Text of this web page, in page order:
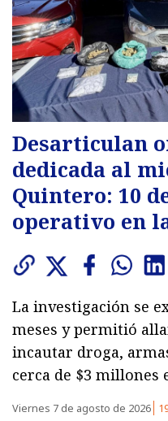
Desarticulan
dedicada al
Quintero: 10
operativo en
La investigación se
meses y permitió
incautar droga,
cerca de $3 millones
Viernes 7 de agosto de 2026